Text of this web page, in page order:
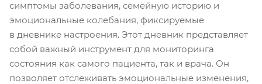
симптомы заболевания, семейную историю и
эмоциональные колебания, фиксируемые
в дневнике настроения. Этот дневник представляет
собой важный инструмент для мониторинга
состояния как самого пациента, так и врача. Он
позволяет отслеживать эмоциональные изменения,